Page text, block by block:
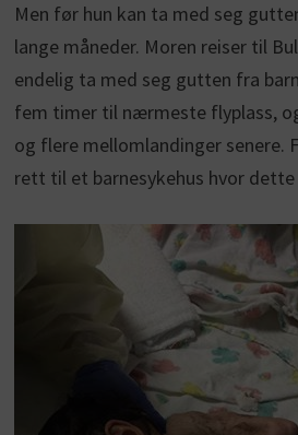
Men før hun kan ta med seg
lange måneder. Moren reiser til
endelig ta med seg gutten fra
fem timer til nærmeste flyplass,
og flere mellomlandinger senere.
rett til et barnesykehus hvor